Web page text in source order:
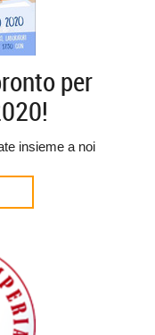
per
insieme a noi